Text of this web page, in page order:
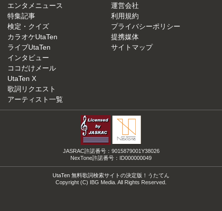
エンタメニュース
特集記事
検定・クイズ
カラオケUtaTen
ライブUtaTen
インタビュー
ココだけメール
UtaTen X
歌詞リクエスト
アーティスト一覧
運営会社
利用規約
プライバシーポリシー
提携媒体
サイトマップ
JASRAC許諾番号：9015879001Y38026
NexTone許諾番号：ID000000049
UtaTen 無料歌詞検索サイトの決定版！うたてん
Copyright (C) IBG Media. All Rights Reserved.